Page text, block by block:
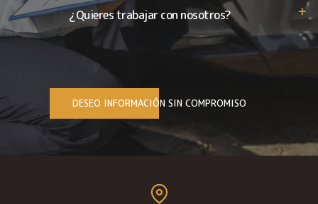
¿Quieres trabajar con nosotros?
DESEO INFORMACIÓN SIN COMPROMISO